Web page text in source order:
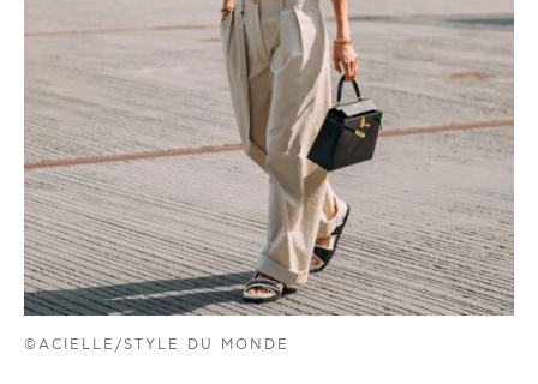
©ACIELLE/STYLE DU MONDE